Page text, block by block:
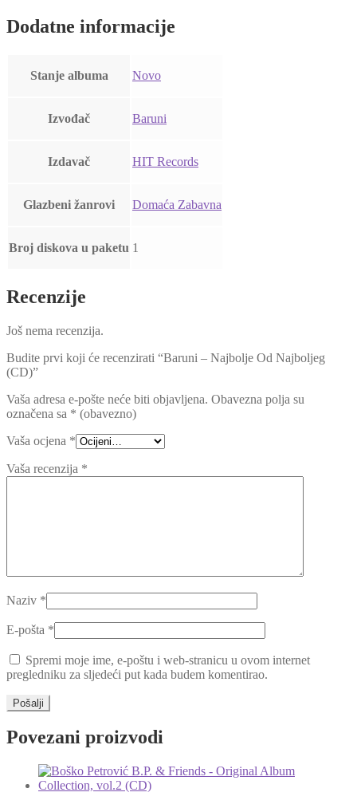
količina
Dodatne informacije
Stanje albuma Novo
Izvođač Baruni
Izdavač HIT Records
Glazbeni žanrovi Domaća Zabavna
Broj diskova u paketu 1
Recenzije
Još nema recenzija.
Budite prvi koji će recenzirati “Baruni – Najbolje Od Najboljeg
(CD)”
Vaša adresa e-pošte neće biti objavljena. Obavezna polja su
označena sa * (obavezno)
Vaša ocjena *
Vaša recenzija *
Naziv *
E-pošta *
Spremi moje ime, e-poštu i web-stranicu u ovom internet
pregledniku za sljedeći put kada budem komentirao.
Povezani proizvodi